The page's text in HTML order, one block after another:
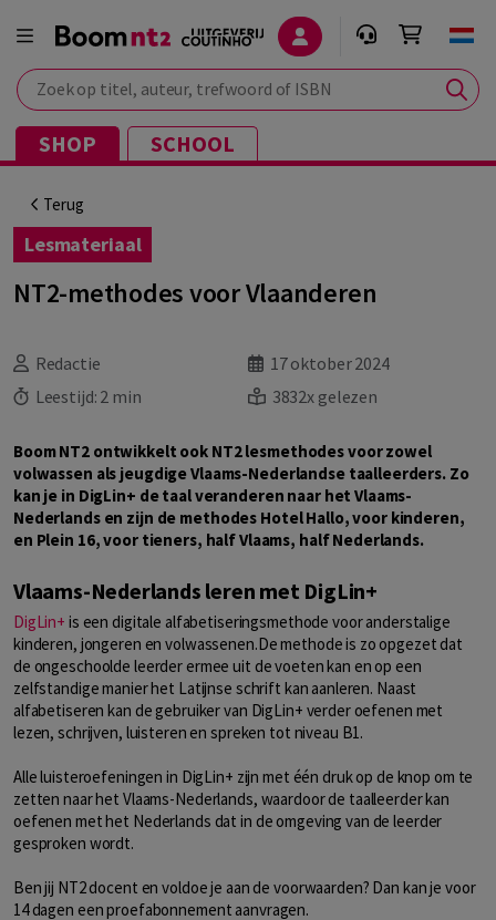
Zoek op titel, auteur, trefwoord of ISBN
SHOP SCHOOL
Terug
Lesmateriaal
NT2-methodes voor Vlaanderen
Redactie
17 oktober 2024
Leestijd: 2 min 3832x gelezen
Boom NT2 ontwikkelt ook NT2 lesmethodes voor zowel
volwassen als jeugdige Vlaams-Nederlandse taalleerders. Zo
kan je in DigLin+ de taal veranderen naar het Vlaams-
Nederlands en zijn de methodes Hotel Hallo, voor kinderen,
en Plein 16, voor tieners, half Vlaams, half Nederlands.
Vlaams-Nederlands leren met DigLin+
DigLin+ is een digitale alfabetiseringsmethode voor anderstalige
kinderen, jongeren en volwassenen.De methode is zo opgezet dat
de ongeschoolde leerder ermee uit de voeten kan en op een
zelfstandige manier het Latijnse schrift kan aanleren. Naast
alfabetiseren kan de gebruiker van DigLin+ verder oefenen met
lezen, schrijven, luisteren en spreken tot niveau B1.
Alle luisteroefeningen in DigLin+ zijn met één druk op de knop om te
zetten naar het Vlaams-Nederlands, waardoor de taalleerder kan
oefenen met het Nederlands dat in de omgeving van de leerder
gesproken wordt.
Ben jij NT2 docent en voldoe je aan de voorwaarden? Dan kan je voor
14 dagen een proefabonnement aanvragen.